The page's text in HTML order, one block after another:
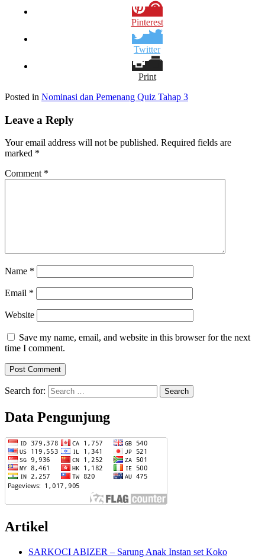
Pinterest
Twitter
Print
Posted in Nominasi dan Pemenang Quiz Tahap 3
Leave a Reply
Your email address will not be published. Required fields are
marked *
Comment *
Name *
Email *
Website
Save my name, email, and website in this browser for the next
time I comment.
Search for:
Data Pengunjung
Artikel
SARKOCI ABIZER – Sarung Anak Instan set Koko